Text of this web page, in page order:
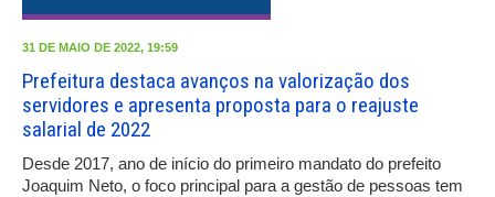
31 DE MAIO DE 2022, 19:59
Prefeitura destaca avanços na valorização dos
servidores e apresenta proposta para o reajuste
salarial de 2022
Desde 2017, ano de início do primeiro mandato do prefeito
Joaquim Neto, o foco principal para a gestão de pessoas tem